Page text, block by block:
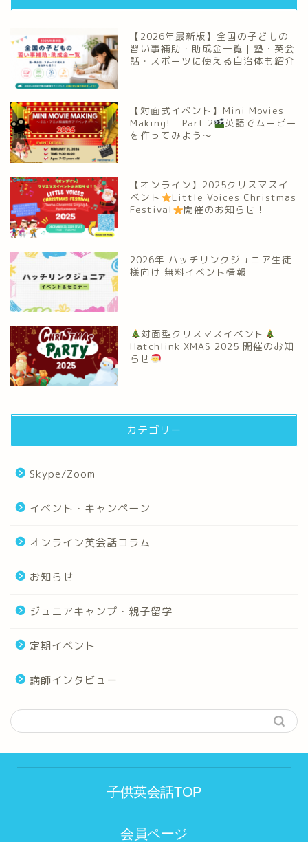
【2026年最新版】全国の子どもの
習い事補助・助成金一覧｜塾・英会
話・スポーツに使える自治体も紹介
【対面式イベント】Mini Movies
Making! – Part 2
英語でムービー
を作ってみよう～
【オンライン】2025クリスマスイ
ベント
Little Voices Christmas
Festival
開催のお知らせ！
2026年 ハッチリンクジュニア生徒
様向け 無料イベント情報
対面型クリスマスイベント
Hatchlink XMAS 2025 開催のお知
らせ
カテゴリー
Skype/Zoom
イベント・キャンペーン
オンライン英会話コラム
お知らせ
ジュニアキャンプ・親子留学
定期イベント
講師インタビュー
子供英会話TOP
会員ページ